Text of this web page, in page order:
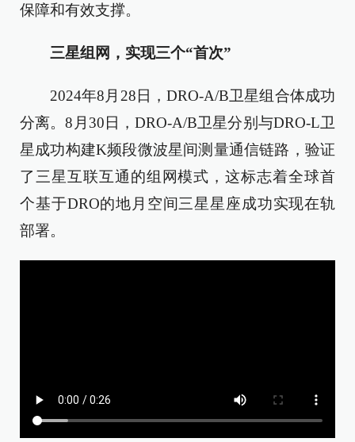
保障和有效支撑。
三星组网，实现三个“首次”
2024年8月28日，DRO-A/B卫星组合体成功
分离。8月30日，DRO-A/B卫星分别与DRO-L卫
星成功构建K频段微波星间测量通信链路，验证
了三星互联互通的组网模式，这标志着全球首
个基于DRO的地月空间三星星座成功实现在轨
部署。